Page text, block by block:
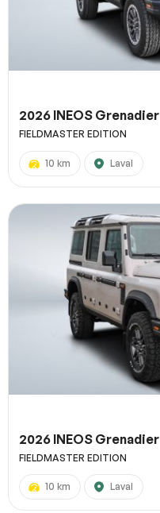
2026 INEOS Grenadier
FIELDMASTER EDITION
10 km Laval
2026 INEOS Grenadier
FIELDMASTER EDITION
10 km Laval